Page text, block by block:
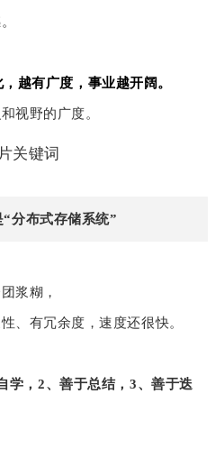
越有广度，事业越开阔。
视野的广度。
分布式存储系统”
浆糊，
、有冗余度，速度还很快。
学，2、善于总结，3、善于迭